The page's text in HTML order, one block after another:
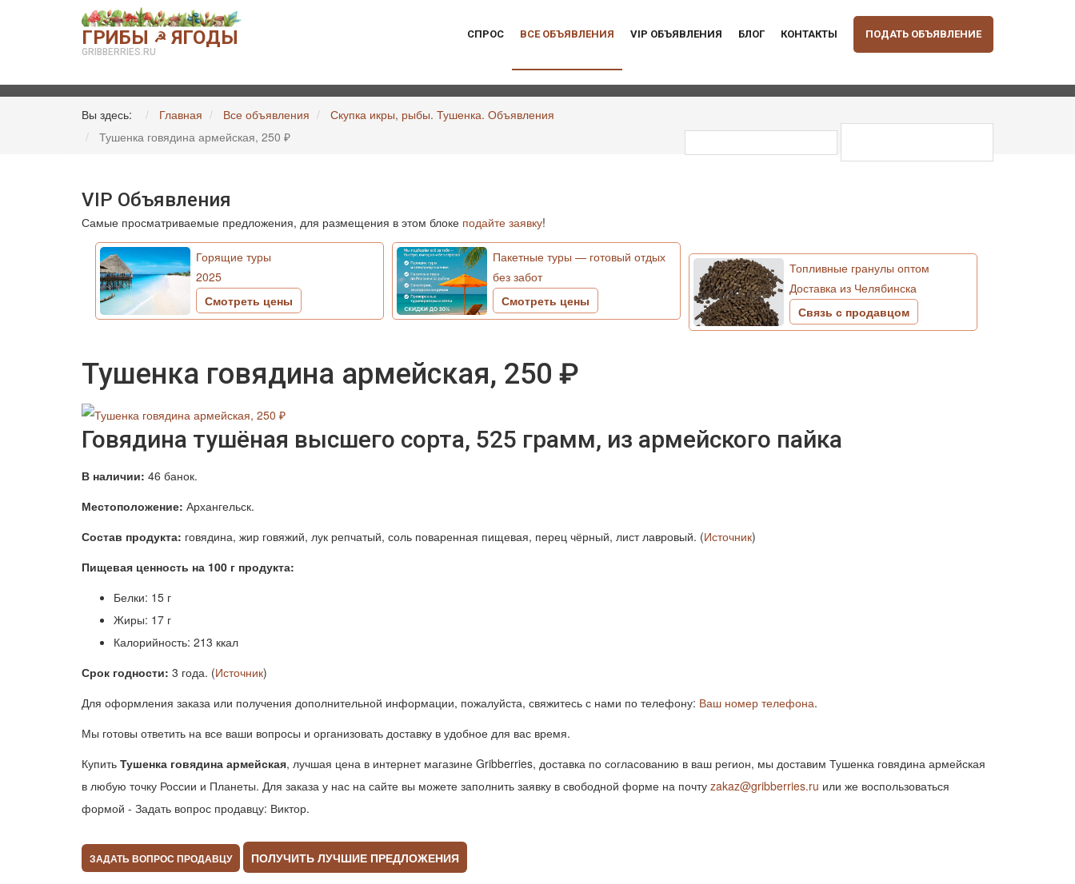
ГРИБЫ ☭ ЯГОДЫ
GRIBBERRIES.RU
СПРОС ВСЕ ОБЪЯВЛЕНИЯ VIP ОБЪЯВЛЕНИЯ БЛОГ КОНТАКТЫ ПОДАТЬ ОБЪЯВЛЕНИЕ
Вы здесь: Главная Все объявления
Скупка икры, рыбы. Тушенка. Объявления
Тушенка говядина армейская, 250 ₽
VIP Объявления
Самые просматриваемые предложения, для размещения в этом блоке подайте заявку!
Горящие туры
2025
Смотреть цены
Пакетные туры — готовый отдых
без забот
Смотреть цены
Топливные гранулы оптом
Доставка из Челябинска
Связь с продавцом
Тушенка говядина армейская, 250 ₽
Говядина тушёная высшего сорта, 525 грамм, из армейского пайка
В наличии: 46 банок.
Местоположение: Архангельск.
Состав продукта: говядина, жир говяжий, лук репчатый, соль поваренная пищевая, перец чёрный, лист лавровый. (Источник)
Пищевая ценность на 100 г продукта:
Белки: 15 г
Жиры: 17 г
Калорийность: 213 ккал
Срок годности: 3 года. (Источник)
Для оформления заказа или получения дополнительной информации, пожалуйста, свяжитесь с нами по телефону: Ваш номер телефона.
Мы готовы ответить на все ваши вопросы и организовать доставку в удобное для вас время.
Купить Тушенка говядина армейская, лучшая цена в интернет магазине Gribberries, доставка по согласованию в ваш регион, мы доставим Тушенка говядина армейская
в любую точку России и Планеты. Для заказа у нас на сайте вы можете заполнить заявку в свободной форме на почту zakaz@gribberries.ru или же воспользоваться
формой - Задать вопрос продавцу: Виктор.
ЗАДАТЬ ВОПРОС ПРОДАВЦУ ПОЛУЧИТЬ ЛУЧШИЕ ПРЕДЛОЖЕНИЯ